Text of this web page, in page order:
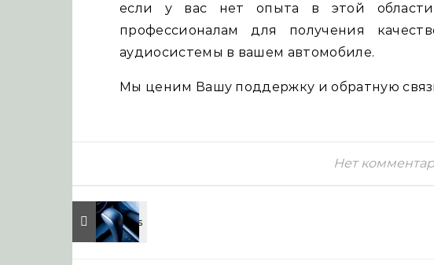
если у вас нет опыта в этой
профессионалам для получения
аудиосистемы в вашем автомобиле.
Мы ценим Вашу поддержку и обратную
Нет